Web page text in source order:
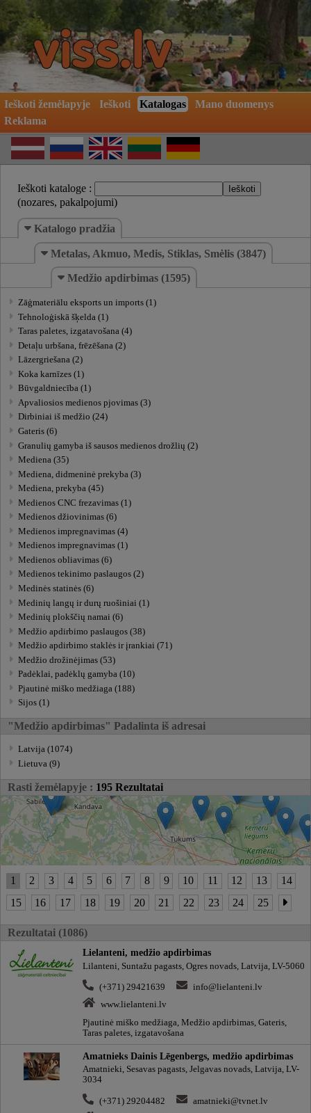
Ieškoti žemėlapyje Ieškoti Katalogas
Mano duomenys
Reklama
Ieškoti kataloge :
(nozares, pakalpojumi)
Katalogo pradžia
Metalas, Akmuo, Medis, Stiklas, Smėlis (3847)
Medžio apdirbimas (1595)
Zāģmateriālu eksports un imports (1)
Tehnoloģiskā šķelda (1)
Taras paletes, izgatavošana (4)
Detaļu urbšana, frēzēšana (2)
Lāzergriešana (2)
Koka karnīzes (1)
Būvgaldniecība (1)
Apvaliosios medienos pjovimas (3)
Dirbiniai iš medžio (24)
Gateris (6)
Granulių gamyba iš sausos medienos drožlių (2)
Mediena (35)
Mediena, didmeninė prekyba (3)
Mediena, prekyba (45)
Medienos CNC frezavimas (1)
Medienos džiovinimas (6)
Medienos impregnavimas (4)
Medienos impregnavimas (1)
Medienos obliavimas (6)
Medienos tekinimo paslaugos (2)
Medinės statinės (6)
Medinių langų ir durų ruošiniai (1)
Medinių plokščių namai (6)
Medžio apdirbimo paslaugos (38)
Medžio apdirbimo staklės ir įrankiai (71)
Medžio drožinėjimas (53)
Padėklai, padėklų gamyba (10)
Pjautinė miško medžiaga (188)
Sijos (1)
"Medžio apdirbimas" Padalinta iš adresai
Latvija (1074)
Lietuva (9)
Rasti žemėlapyje : 195 Rezultatai
1 2 3 4 5 6 7 8 9 10 11 12 13
14
15
16 17 18 19 20 21 22 23 24 25
Rezultatai (1086)
Lielanteni, medžio apdirbimas
Lilanteni, Suntažu pagasts, Ogres novads, Latvija, LV-5060
(+371) 29421639
info@lielanteni.lv
www.lielanteni.lv
Pjautinė miško medžiaga, Medžio apdirbimas, Gateris,
Taras paletes, izgatavošana
Amatnieks Dainis Lēgenbergs, medžio apdirbimas
Amatnieki, Sesavas pagasts, Jelgavas novads, Latvija, LV-
3034
(+371) 29204482
amatnieki@tvnet.lv